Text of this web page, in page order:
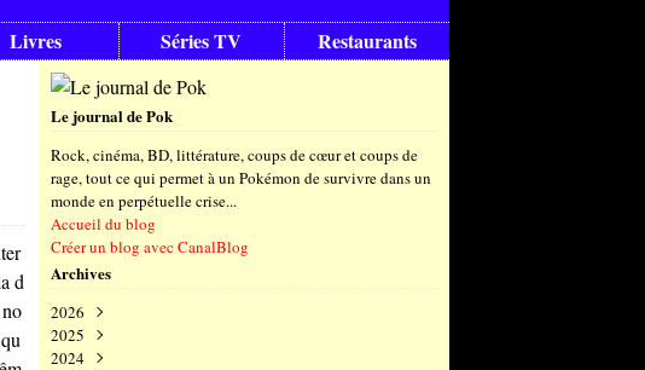
Livres Séries TV Restaurants
d
Le journal de Pok
Rock, cinéma, BD, littérature, coups de cœur et coups de
rage, tout ce qui permet à un Pokémon de survivre dans un
monde en perpétuelle crise...
Accueil du blog
Créer un blog avec CanalBlog
Archives
2026
Août
Juillet
2025
Décembre
2024